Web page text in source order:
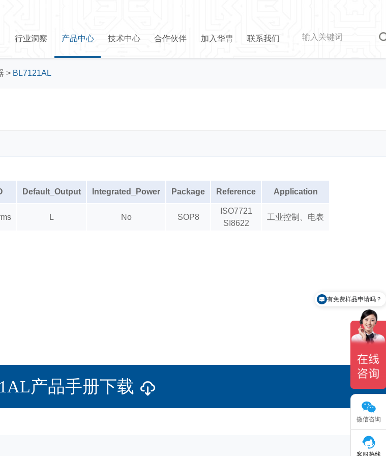
行业洞察 产品中心 技术中心 合作伙伴 加入华胄 联系我们
> BL7121AL
Default_Output Integrated_Power Package Reference Application
L No SOP8
ISO7721
SI8622
工业控制、电表
产品手册下载
微信咨询
客服热线
有免费样品申请吗？